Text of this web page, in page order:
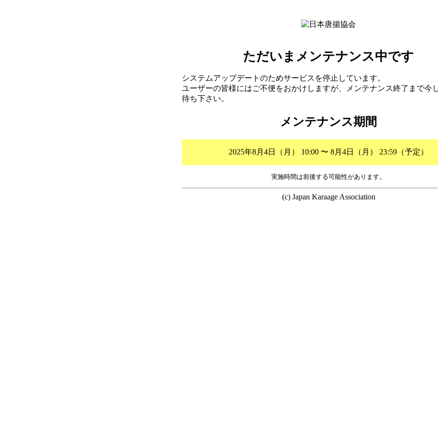
ただいまメンテナンス中です
システムアップデートのためサービスを停止しています。
ユーザーの皆様にはご不便をおかけしますが、メンテナンス終了まで今
待ち下さい。
メンテナンス期間
2025年8月4日（月） 10:00 〜 8月4日（月） 23:59（予定）
実施時間は前後する可能性があります。
(c) Japan Karaage Association